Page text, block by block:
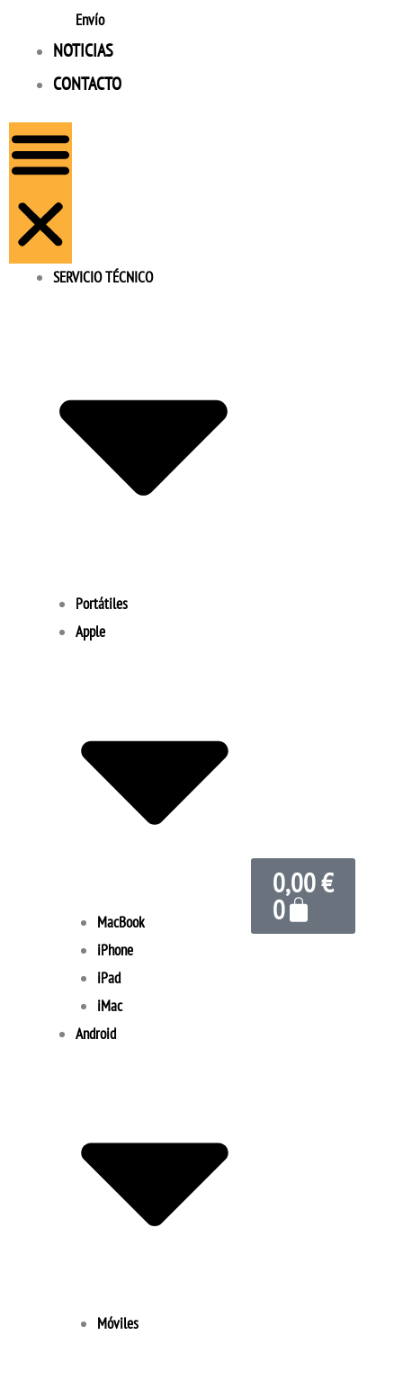
Envío
NOTICIAS
CONTACTO
SERVICIO TÉCNICO
Portátiles
Apple
MacBook
iPhone
iPad
iMac
Android
Móviles
0,00€
0
Carrito